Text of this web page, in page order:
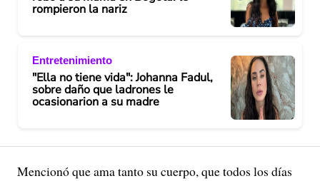
rompieron la nariz
Entretenimiento
"Ella no tiene vida": Johanna Fadul,
sobre daño que ladrones le
ocasionarion a su madre
Mencionó que ama tanto su cuerpo, que todos los días